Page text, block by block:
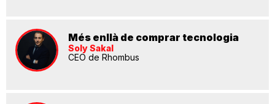
Més enllà de comprar tecnologia
Soly Sakal
CEO de Rhombus